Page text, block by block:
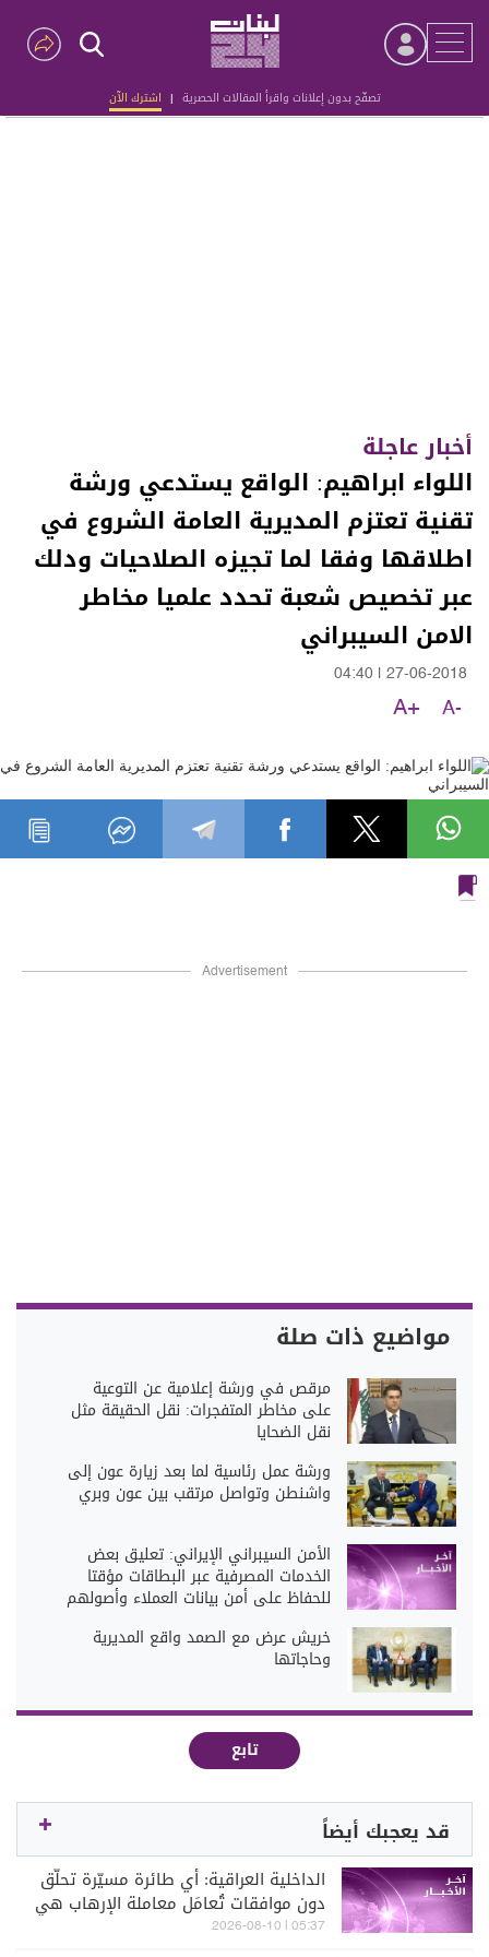
تصفّح بدون إعلانات واقرأ المقالات الحصرية | اشترك الآن
Advertisement
أخبار عاجلة
اللواء ابراهيم: الواقع يستدعي ورشة
تقنية تعتزم المديرية العامة الشروع في
اطلاقها وفقا لما تجيزه الصلاحيات ودلك
عبر تخصيص شعبة تحدد علميا مخاطر
الامن السيبراني
27-06-2018
04:40
A-
A+
Advertisement
مواضيع ذات صلة
مرقص في ورشة إعلامية عن التوعية
على مخاطر المتفجرات: نقل الحقيقة مثل
نقل الضحايا
ورشة عمل رئاسية لما بعد زيارة عون إلى
واشنطن وتواصل مرتقب بين عون وبري
الأمن السيبراني الإيراني: تعليق بعض
الخدمات المصرفية عبر البطاقات مؤقتا
للحفاظ على أمن بيانات العملاء وأصولهم
خريش عرض مع الصمد واقع المديرية
وحاجاتها
تابع
قد يعجبك أيضاً
الداخلية العراقية: أي طائرة مسيّرة تحلّق
دون موافقات تُعامَل معاملة الإرهاب هي
ومطلقوها مهما كانت انتماءاتهم
05:37 | 2026-08-10